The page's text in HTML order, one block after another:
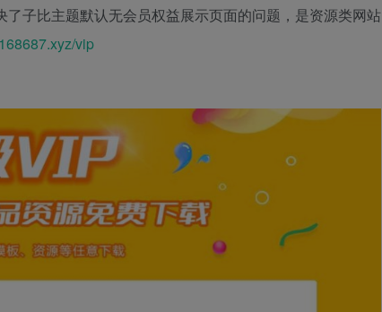
子比主题默认无会员权益展示页面的问题，是资源类网站
vip